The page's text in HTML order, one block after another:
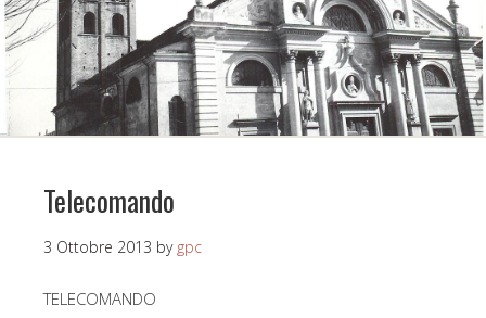
Telecomando
3 Ottobre 2013 by gpc
TELECOMANDO